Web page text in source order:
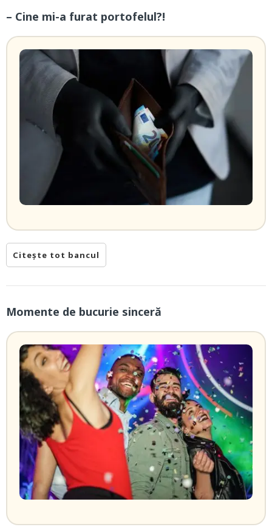
– Cine mi-a furat portofelul?!
Citește tot bancul
Momente de bucurie sinceră